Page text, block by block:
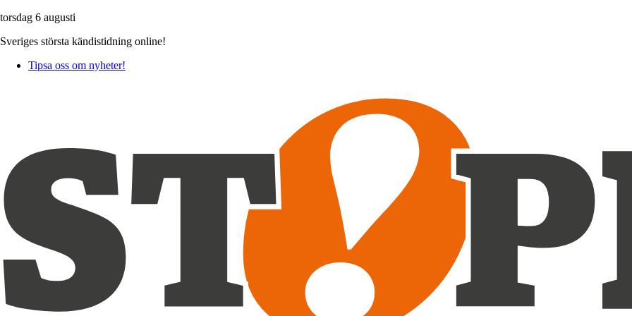
torsdag 6 augusti
Sveriges största kändistidning online!
Tipsa oss om nyheter!